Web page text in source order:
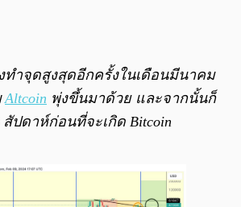
ำจุดสูงสุดอีกครั้งในเดือนมีนาคม
Altcoin พุ่งขึ้นมาด้วย และจากนั้นก็
สัปดาห์ก่อนที่จะเกิด Bitcoin